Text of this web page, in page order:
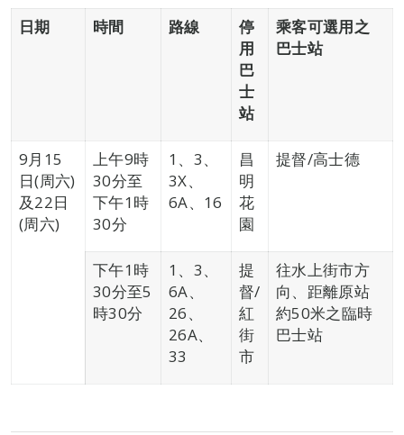
日期
時間 路線
停
用
巴
士
站
乘客可選用之
巴士站
9月15
日(周六)
及22日
(周六)
上午9時
30分至
下午1時
30分
1、3、
3X、
6A、16
昌
明
花
園
提督/高士德
下午1時
30分至5
時30分
1、3、
6A、
26、
26A、
33
提
督/
紅
街
市
往水上街市方
向、距離原站
約50米之臨時
巴士站